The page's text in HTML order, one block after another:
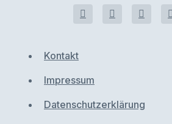
Kontakt
Impressum
Datenschutzerklärung